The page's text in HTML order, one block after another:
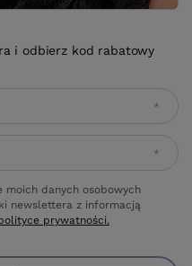
i odbierz kod rabatowy
moich danych osobowych
newslettera z informacją
prywatności.